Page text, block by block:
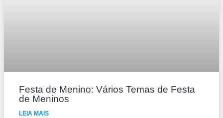
Festa de Menino: Vários Temas de Festa
de Meninos
LEIA MAIS